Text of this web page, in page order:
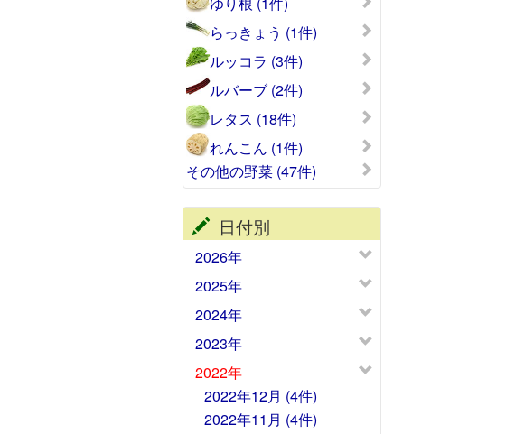
らっきょう (1件)
ルッコラ (3件)
ルバーブ (2件)
レタス (18件)
れんこん (1件)
その他の野菜 (47件)
日付別
2026年
2025年
2024年
2023年
2022年
2022年12月 (4件)
2022年11月 (4件)